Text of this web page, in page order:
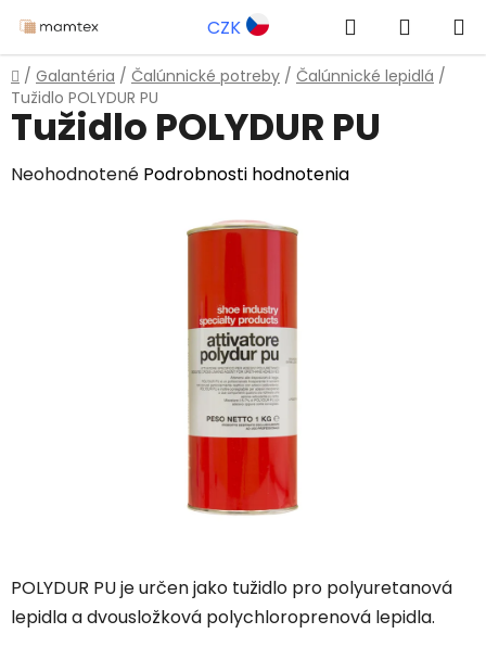
na
obsah
CZK Hľadať
KOŠÍK
Domov
/ Galantéria / Čalúnnické potreby / Čalúnnické lepidlá /
Tužidlo POLYDUR PU
POLYDUR PU je určen jako tužidlo pro polyuretanová
lepidla a dvousložková polychloroprenová lepidla.
Tužidlo POLYDUR PU
Priemerné
Neohodnotené Podrobnosti hodnotenia